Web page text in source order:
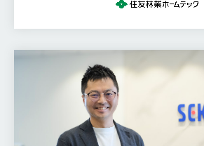
した採用戦略について、人事部 係長の髙